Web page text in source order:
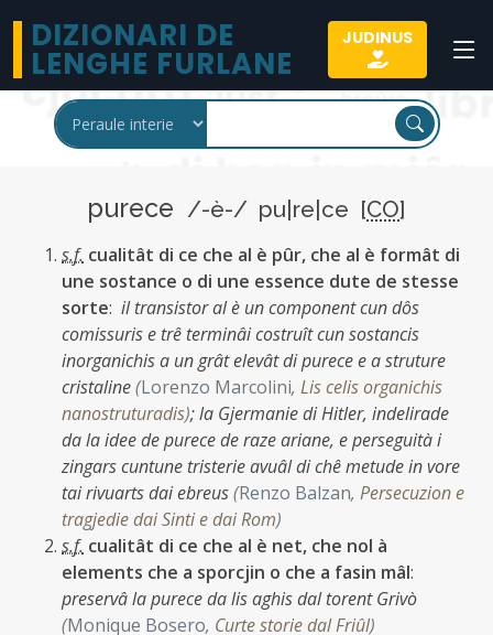
DIZIONARI DE
LENGHE FURLANE
JUDINUS
purece /-è-/ pu|re|ce [CO]
s.f. cualitât di ce che al è pûr, che al è formât di
une sostance o di une essence dute de stesse
sorte: il transistor al è un component cun dôs
comissuris e trê terminâi costruît cun sostancis
inorganichis a un grât elevât di purece e a struture
cristaline(Lorenzo Marcolini, Lis celis organichis
nanostruturadis);la Gjermanie di Hitler, indelirade
da la idee de purece de raze ariane, e perseguità i
zingars cuntune tristerie avuâl di chê metude in vore
tai rivuarts dai ebreus(Renzo Balzan, Persecuzion e
tragjedie dai Sinti e dai Rom)
s.f. cualitât di ce che al è net, che nol à
elements che a sporcjin o che a fasin mâl:
preservâ la purece da lis aghis dal torent Grivò
(Monique Bosero, Curte storie dal Friûl)